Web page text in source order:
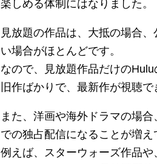
楽しめる体制にはなりました。
見放題の作品は、大抵の場合
い場合がほとんどです。
なので、見放題作品だけの
旧作ばかりで、最新作が視聴
また、洋画や海外ドラマの場
での独占配信になることが増え
例えば、スターウォーズ作品